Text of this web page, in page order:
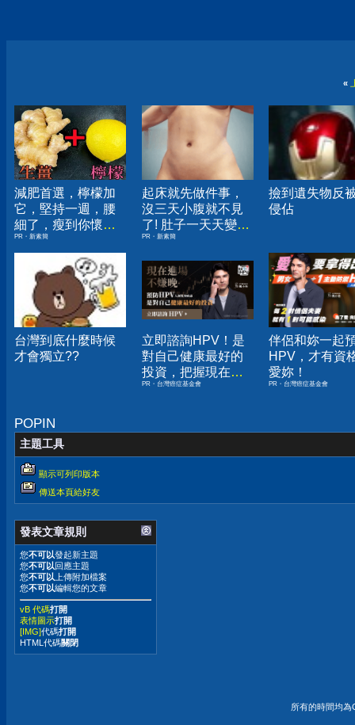
«
減肥首選，檸檬加
它，堅持一週，腰
細了，瘦到你懷疑
人生
PR・新素簡
起床就先做件事，
沒三天小腹就不見
了! 肚子一天天變
小！
PR・新素簡
撿到遺失物反
侵佔
台灣到底什麼時候
才會獨立??
立即諮詢HPV！是
對自己健康最好的
投資，把握現在不
嫌晚！
PR・台灣癌症基金會
伴侶和妳一起
HPV，才有資
愛妳！
PR・台灣癌症基金會
POPIN
主題工具
顯示可列印版本
傳送本頁給好友
發表文章規則
您不可以發起新主題
您不可以 回應主題
您不可以 上傳附加檔案
您不可以編輯您的文章
vB 代碼打開
表情圖示打開
[IMG]代碼打開
HTML代碼關閉
所有的時間均為